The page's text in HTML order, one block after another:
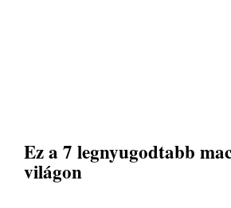
Ez a 7 legnyugodtabb
világon